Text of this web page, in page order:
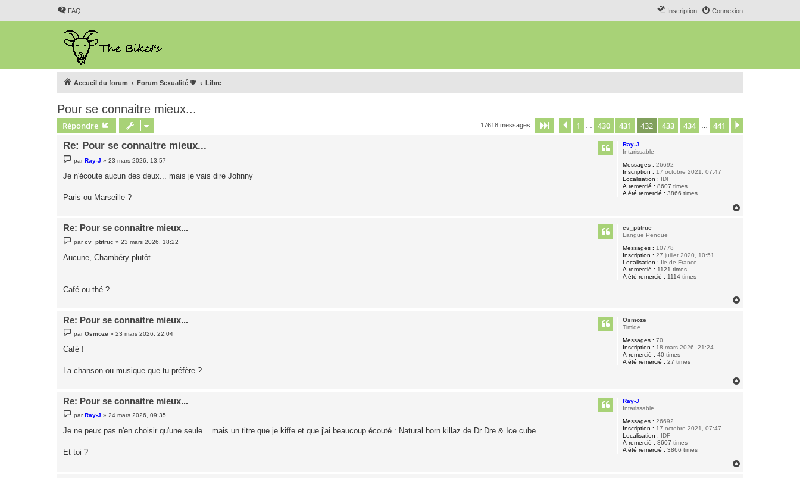
FAQ Connexion
Inscription
Accueil du forum Forum Sexualité 💗 Libre
Pour se connaitre mieux...
Répondre 17618 messages Page 432 sur441
Précédent
1 430 431 432 433 434 441
Ray-J
Intarissable
Messages : 26692
Inscription : 17 octobre 2021, 07:47
Localisation : IDF
A remercié : 8607 times
A été remercié : 3866 times
Re: Pour se connaitre mieux...
e
s
g
e
parRay-J »23 mars 2026, 13:57
Je n'écoute aucun des deux... mais je vais dire Johnny
Paris ou Marseille ?
cv_ptitruc
Langue Pendue
Messages : 10778
Inscription : 27 juillet 2020, 10:51
Localisation : Ile de France
A remercié : 1121 times
A été remercié : 1114 times
Re: Pour se connaitre mieux...
e
s
parcv_ptitruc »23 mars 2026, 18:22
Aucune, Chambéry plutôt
Café ou thé ?
Osmoze
Timide
Messages : 70
Inscription : 18 mars 2026, 21:24
A remercié : 40 times
A été remercié : 27 times
Re: Pour se connaitre mieux...
e
s
s
e
parOsmoze »23 mars 2026, 22:04
Café !
La chanson ou musique que tu préfère ?
Ray-J
Intarissable
Messages : 26692
Inscription : 17 octobre 2021, 07:47
Localisation : IDF
A remercié : 8607 times
A été remercié : 3866 times
Re: Pour se connaitre mieux...
e
s
e
parRay-J »24 mars 2026, 09:35
Je ne peux pas n'en choisir qu'une seule... mais un titre que je kiffe et que j'ai beaucoup écouté : Natural born killaz de Dr Dre & Ice cube
Et toi ?